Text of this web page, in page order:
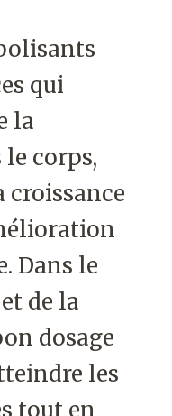
qui
la
corps,
Dans le
de la
dosage
les
tout en